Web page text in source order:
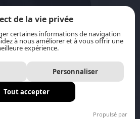
par le ministère de la
dans le cadre duPlan
officielles 2023-2028 :
collaboration.
de la vie privée
certaines informations de navigation
à nous améliorer et à vous offrir une
expérience.
Personnaliser
Tout accepter
Propulsé par